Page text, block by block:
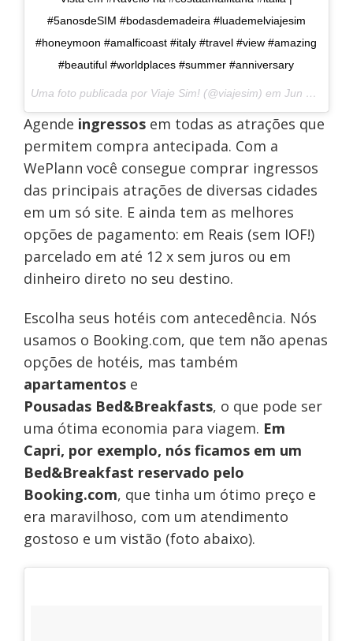
#5anosdeSIM #bodasdemadeira #luademelviajesim
#honeymoon #amalficoast #italy #travel #view #amazing
#beautiful #worldplaces #summer #anniversary
Uma foto publicada por Viaje Sim! (@viajesim) em Jun 25, 2015 às 1:13 PDT
Agende ingressosem todas as atrações que
permitem compra antecipada. Com a
WePlann você consegue comprar ingressos
das principais atrações de diversas cidades
em um só site. E ainda tem as melhores
opções de pagamento: em Reais (sem IOF!)
parcelado em até 12 x sem juros ou em
dinheiro direto no seu destino.
Escolha seus hotéis com antecedência. Nós
usamos o Booking.com, que tem não apenas
opções de hotéis, mas também
apartamentose
Pousadas Bed&Breakfasts, o que pode ser
uma ótima economia para viagem. Em
Capri, por exemplo, nós ficamos em um
Bed&Breakfast reservado pelo
Booking.com, que tinha um ótimo preço e
era maravilhoso, com um atendimento
gostoso e um vistão (foto abaixo).